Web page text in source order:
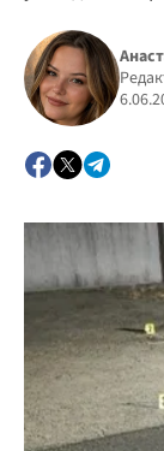
Політика